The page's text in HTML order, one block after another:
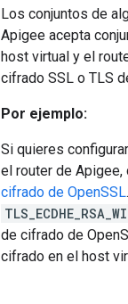
Los conjuntos de
Apigee acepta
host virtual y el
cifrado SSL o TLS
Por ejemplo:
Si quieres
el router de
cifrado de OpenSSL
de cifrado de
cifrado en el host